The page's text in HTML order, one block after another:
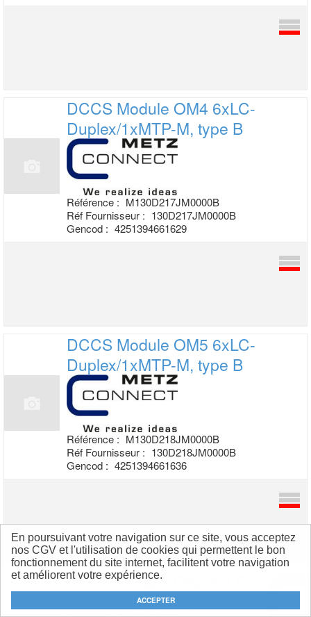
ACCEPTER
En poursuivant votre navigation sur ce site, vous acceptez
nos CGV et l'utilisation de cookies qui permettent le bon
fonctionnement du site internet, facilitent votre navigation
et améliorent votre expérience.
DCCS Module OM4 6xLC-
Duplex/1xMTP-M, type B
Référence : M130D217JM0000B
Réf Fournisseur : 130D217JM0000B
Gencod : 4251394661629
DCCS Module OM5 6xLC-
Duplex/1xMTP-M, type B
Référence : M130D218JM0000B
Réf Fournisseur : 130D218JM0000B
Gencod : 4251394661636
DCCS Module OS2 6xLC-
Duplex/1xMTP-M,